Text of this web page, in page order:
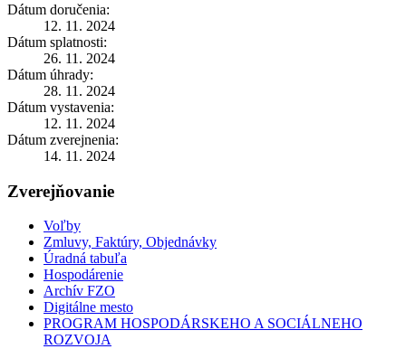
Dátum doručenia:
12. 11. 2024
Dátum splatnosti:
26. 11. 2024
Dátum úhrady:
28. 11. 2024
Dátum vystavenia:
12. 11. 2024
Dátum zverejnenia:
14. 11. 2024
Zverejňovanie
Voľby
Zmluvy, Faktúry, Objednávky
Úradná tabuľa
Hospodárenie
Archív FZO
Digitálne mesto
PROGRAM HOSPODÁRSKEHO A SOCIÁLNEHO
ROZVOJA